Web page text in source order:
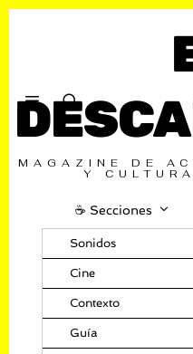
MAGAZINE DE
Y
☕️ Secciones
Sonidos
Cine
Contexto
Guía